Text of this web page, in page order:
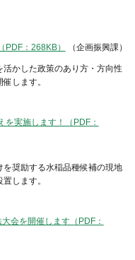
PDF：268KB）
（企画振興課）
かした政策のあり方・方向性
します。
を実施します！（PDF：
奨励する水稲品種候補の現地
します。
会を開催します（PDF：